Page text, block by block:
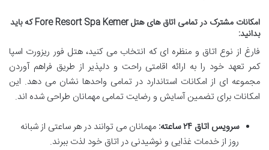
امکانات مشترک در تمامی اتاق های هتل Fore Resort Spa Kemer که باید
بدانید:
فارغ از نوع اتاق و منظره ای که انتخاب می کنید، هتل فور ریزورت اسپا
کمر تعهد خود را به ارائه اقامتی راحت و دلپذیر از طریق فراهم آوردن
مجموعه ای از امکانات استاندارد در تمامی واحدها نشان می دهد. این
امکانات برای تضمین آسایش و رضایت تمامی مهمانان طراحی شده اند.
سرویس اتاق ۲۴ ساعته:
مهمانان می توانند در هر ساعتی از شبانه
روز از خدمات غذایی و نوشیدنی در اتاق خود لذت ببرند.